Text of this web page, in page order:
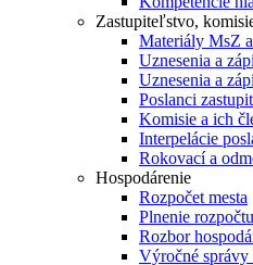
Zastupiteľstvo,
Materiály MsZ
Uznesenia a
Uznesenia a
Poslanci
Komisie a ich
Interpelácie
Rokovací a
Hospodárenie
Rozpočet mesta
Plnenie
Rozbor
Výročné správy